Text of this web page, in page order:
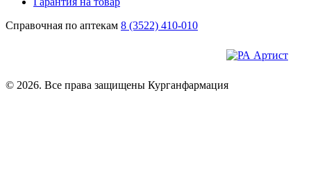
Справочная по аптекам 8 (3522) 410-010
© 2026. Все права защищены Курганфармация